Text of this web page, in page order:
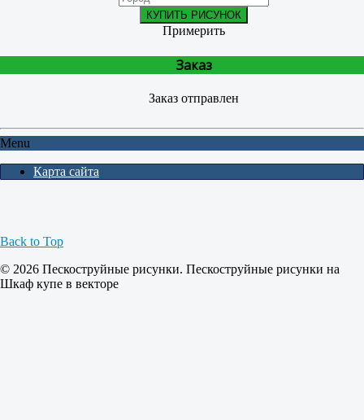
КУПИТЬ РИСУНОК
Примерить
Заказ
Заказ отправлен
Menu
Карта сайта
Back to Top
© 2026 Пескоструйные рисунки. Пескоструйные рисунки на
Шкаф купе в векторе